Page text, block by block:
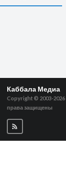
Каббала Медиа
Copyright © 2003-2026
права защищены